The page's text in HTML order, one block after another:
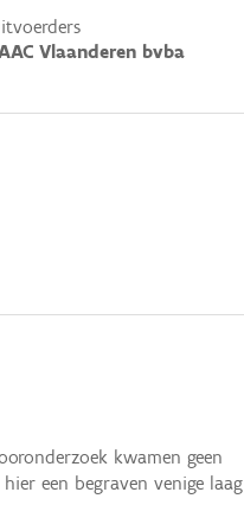
Vlaanderen bvba
kwamen geen
een begraven venige laag